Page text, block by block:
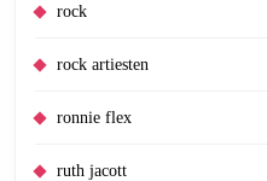
rock
rock artiesten
ronnie flex
ruth jacott